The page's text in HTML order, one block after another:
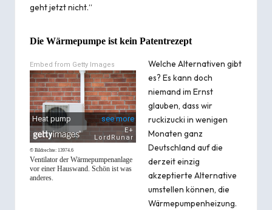
geht jetzt nicht.“
Die Wärmepumpe ist kein Patentrezept
Embed from Getty Images
© Bildrechte: 13974.6
Ventilator der Wärmepumpenanlage
vor einer Hauswand. Schön ist was
anderes.
Welche Alternativen gibt
es? Es kann doch
niemand im Ernst
glauben, dass wir
ruckizucki in wenigen
Monaten ganz
Deutschland auf die
derzeit einzig
akzeptierte Alternative
umstellen können, die
Wärmepumpenheizung.